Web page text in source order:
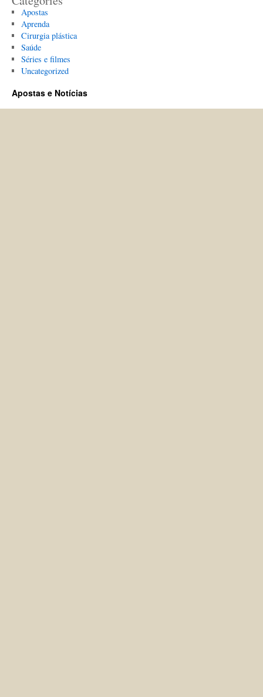
Apostas
Aprenda
Cirurgia plástica
Saúde
Séries e filmes
Uncategorized
Apostas e Notícias